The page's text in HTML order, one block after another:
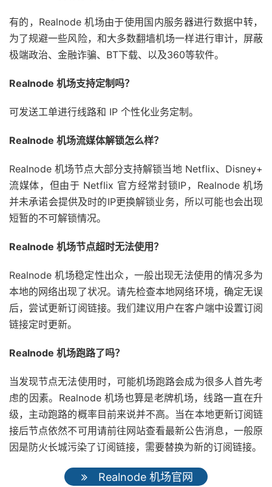
有的，Realnode 机场由于使用国内服务器进行数据中转，
为了规避一些风险，和大多数翻墙机场一样进行审计，屏蔽
极端政治、金融诈骗、BT下载、以及360等软件。
Realnode 机场支持定制吗？
可发送工单进行线路和 IP 个性化业务定制。
Realnode 机场流媒体解锁怎么样？
Realnode 机场节点大部分支持解锁当地 Netflix、Disney+
流媒体，但由于 Netflix 官方经常封锁IP，Realnode 机场
并未承诺会提供及时的IP更换解锁业务，所以可能也会出现
短暂的不可解锁情况。
Realnode 机场节点超时无法使用？
Realnode 机场稳定性出众，一般出现无法使用的情况多为
本地的网络出现了状况。请先检查本地网络环境，确定无误
后，尝试更新订阅链接。我们建议用户在客户端中设置订阅
链接定时更新。
Realnode 机场跑路了吗？
当发现节点无法使用时，可能机场跑路会成为很多人首先考
虑的因素。Realnode 机场也算是老牌机场，线路一直在升
级，主动跑路的概率目前来说并不高。当在本地更新订阅链
接后节点依然不可用请前往网站查看最新公告消息，一般原
因是防火长城污染了订阅链接，需要替换为新的订阅链接。
Realnode 机场官网